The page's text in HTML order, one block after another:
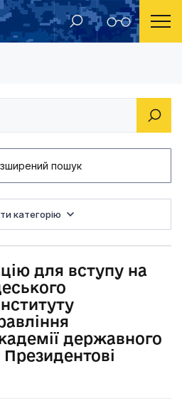
Рішення Новокаховської міської ради 2019 рік Про рекомендацію
пошук
категорію
для вступу на
державного